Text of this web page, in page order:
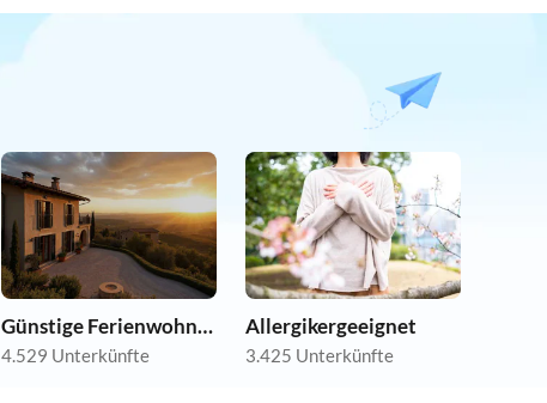
Günstige Ferienwohnungen
4.529 Unterkünfte
Allergikergeeignet
3.425 Unterkünfte